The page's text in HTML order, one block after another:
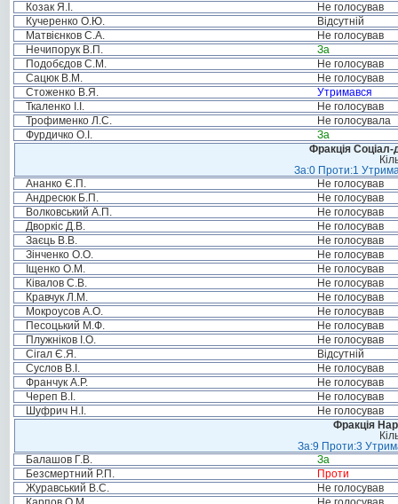
Козак Я.І.
Не голосував
Кучеренко О.Ю.
Відсутній
Матвієнков С.А.
Не голосував
Нечипорук В.П.
За
Подобєдов С.М.
Не голосував
Сацюк В.М.
Не голосував
Стоженко В.Я.
Утримався
Ткаленко І.І.
Не голосував
Трофименко Л.С.
Не голосувала
Фурдичко О.І.
За
Фракція Соціал-
За:0 Проти:1
Ананко Є.П.
Не голосував
Андресюк Б.П.
Не голосував
Волковський А.П.
Не голосував
Дворкіс Д.В.
Не голосував
Заєць В.В.
Не голосував
Зінченко О.О.
Не голосував
Іщенко О.М.
Не голосував
Ківалов С.В.
Не голосував
Кравчук Л.М.
Не голосував
Мокроусов А.О.
Не голосував
Песоцький М.Ф.
Не голосував
Плужніков І.О.
Не голосував
Сігал Є.Я.
Відсутній
Суслов В.І.
Не голосував
Франчук А.Р.
Не голосував
Череп В.І.
Не голосував
Шуфрич Н.І.
Не голосував
Фракція
За:9 Проти:3
Балашов Г.В.
За
Безсмертний Р.П.
Проти
Журавський В.С.
Не голосував